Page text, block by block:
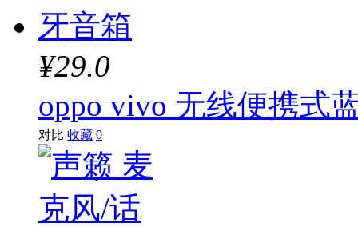
¥29.0
oppo vivo 无线便携式
对比 收藏 0